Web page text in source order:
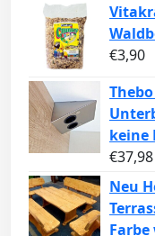
€3,90
keine
€37,98
Neu